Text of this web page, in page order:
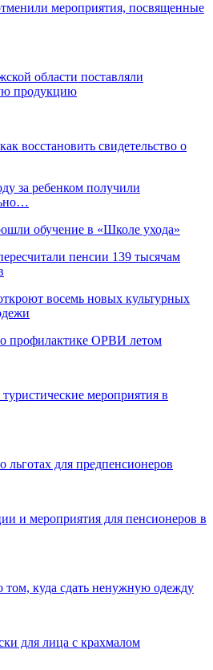
мероприятия, посвященные
области поставляли
продукцию
восстановить свидетельство о
за ребенком получили
обучение в «Школе ухода»
пенсии 139 тысячам
восемь новых культурных
профилактике ОРВИ летом
мероприятия в
для предпенсионеров
и мероприятия для пенсионеров в
том, куда сдать ненужную одежду
для лица с крахмалом